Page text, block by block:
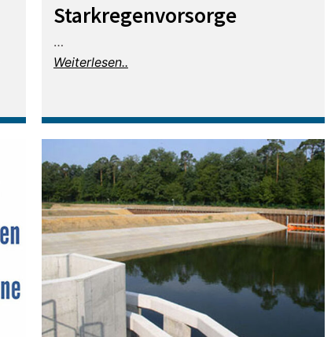
Starkregenvorsorge
…
Weiterlesen..